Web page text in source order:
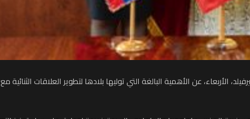
الأربعاء، عن الأهمية البالغة التي توليها بلادها لتطوير العلاقات